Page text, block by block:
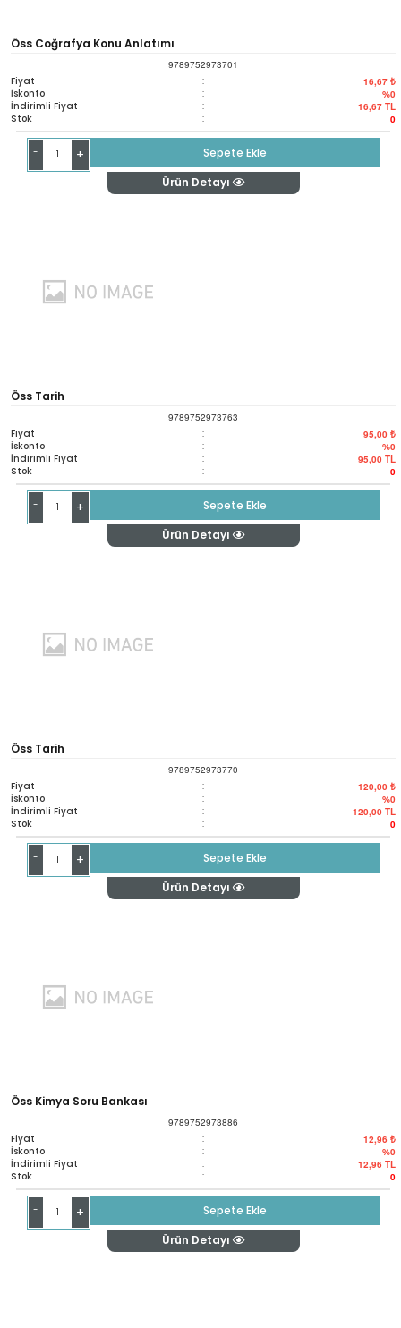
Öss Coğrafya Konu Anlatımı
9789752973701
Fiyat : 16,67 ₺
İskonto : %0
İndirimli Fiyat : 16,67 TL
Stok : 0
- +
Sepete Ekle
Ürün Detayı
Öss Tarih
9789752973763
Fiyat : 95,00 ₺
İskonto : %0
İndirimli Fiyat : 95,00 TL
Stok : 0
- +
Sepete Ekle
Ürün Detayı
Öss Tarih
9789752973770
Fiyat : 120,00 ₺
İskonto : %0
İndirimli Fiyat : 120,00 TL
Stok : 0
- +
Sepete Ekle
Ürün Detayı
Öss Kimya Soru Bankası
9789752973886
Fiyat : 12,96 ₺
İskonto : %0
İndirimli Fiyat : 12,96 TL
Stok : 0
- +
Sepete Ekle
Ürün Detayı